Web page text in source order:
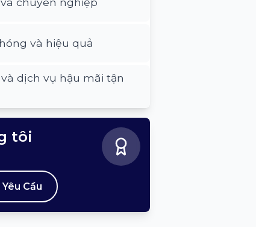
và hiệu quả
dịch vụ hậu mãi tận
tôi
Yêu Cầu